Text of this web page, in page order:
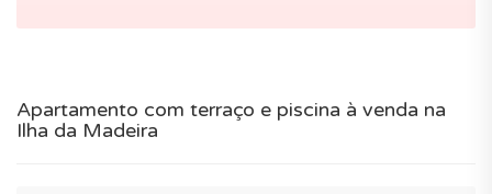
Apartamento com terraço e piscina à venda na
Ilha da Madeira